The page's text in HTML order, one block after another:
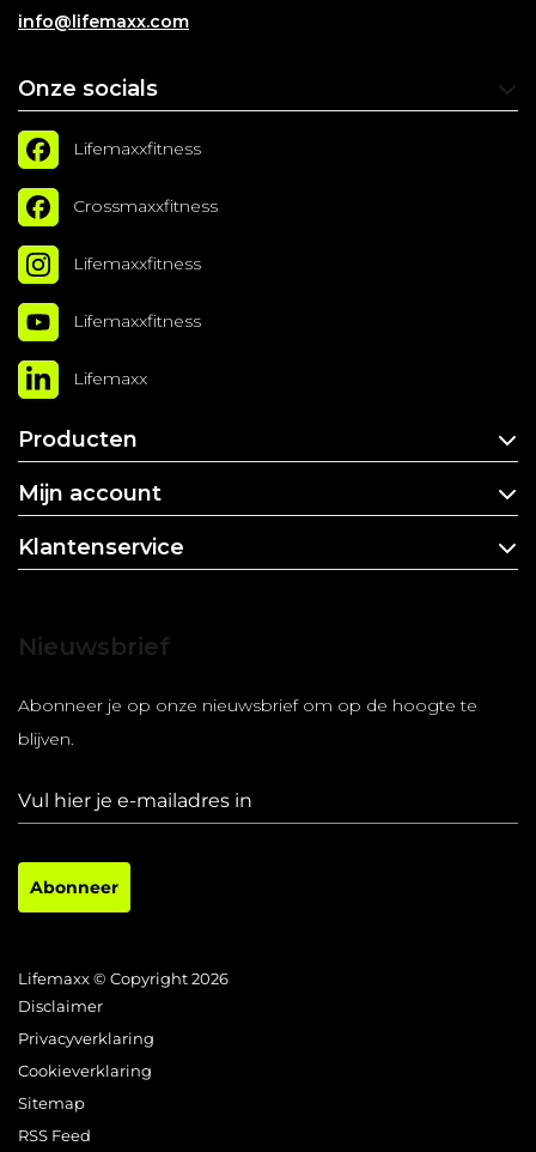
info@lifemaxx.com
Onze socials
Lifemaxxfitness
Crossmaxxfitness
Lifemaxxfitness
Lifemaxxfitness
Lifemaxx
Producten
Mijn account
Klantenservice
Nieuwsbrief
Abonneer je op onze nieuwsbrief om op de hoogte te
blijven.
Abonneer
Lifemaxx © Copyright 2026
Disclaimer
Privacyverklaring
Cookieverklaring
Sitemap
RSS Feed